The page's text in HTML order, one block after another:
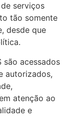
serviços
tão somente
desde que
são acessados
autorizados,
atenção ao
e